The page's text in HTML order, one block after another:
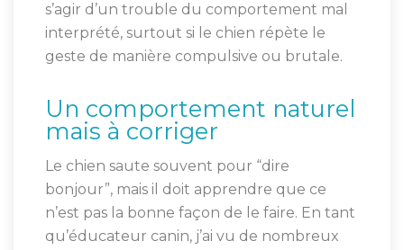
s’agir d’un trouble du comportement mal
interprété, surtout si le chien répète le
geste de manière compulsive ou brutale.
Un comportement naturel
mais à corriger
Le chien saute souvent pour “dire
bonjour”, mais il doit apprendre que ce
n’est pas la bonne façon de le faire. En tant
qu’éducateur canin, j’ai vu de nombreux